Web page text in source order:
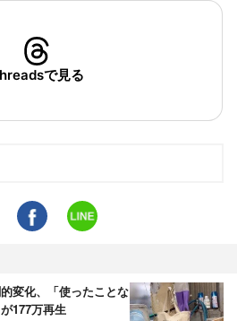
で見る
変化、「使ったことな
177万再生